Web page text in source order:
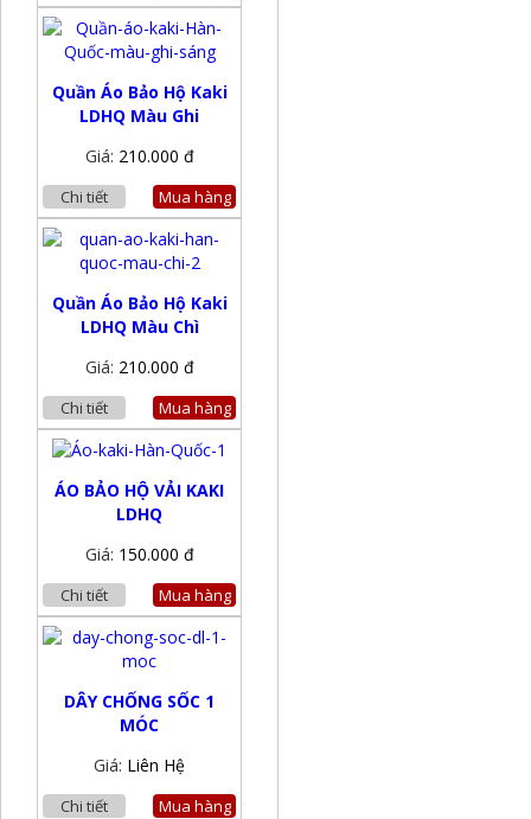
Quần Áo Bảo Hộ Kaki
LDHQ Màu Ghi
Giá: 210.000 đ
Chi tiết Mua hàng
Quần Áo Bảo Hộ Kaki
LDHQ Màu Chì
Giá: 210.000 đ
Chi tiết Mua hàng
ÁO BẢO HỘ VẢI KAKI
LDHQ
Giá: 150.000 đ
Chi tiết Mua hàng
DÂY CHỐNG SỐC 1
MÓC
Giá: Liên Hệ
Chi tiết Mua hàng